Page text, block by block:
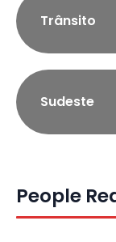
Trânsito
Sudeste
People